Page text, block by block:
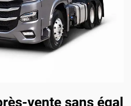
vente sans égal